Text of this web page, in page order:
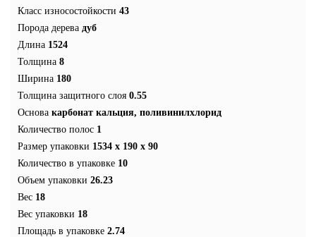
Класс износостойкости 43
Порода дерева дуб
Длина 1524
Толщина 8
Ширина 180
Толщина защитного слоя 0.55
Основа карбонат кальция, поливинилхлорид
Количество полос 1
Размер упаковки 1534 x 190 x 90
Количество в упаковке 10
Объем упаковки 26.23
Вес 18
Вес упаковки 18
Площадь в упаковке 2.74